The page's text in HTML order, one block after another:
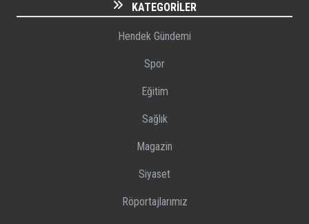
KATEGORILER
Hendek Gündemi
Spor
Eğitim
Sağlık
Magazin
Siyaset
Röportajlarımız